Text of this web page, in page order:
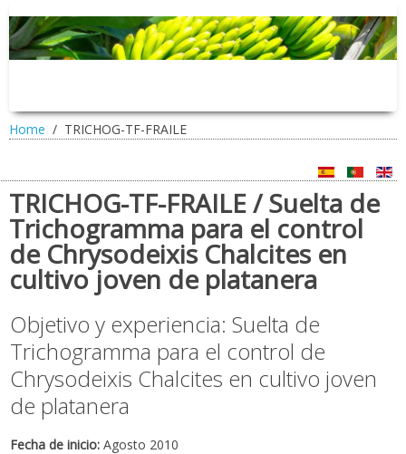
Home TRICHOG-TF-FRAILE
TRICHOG-TF-FRAILE / Suelta de
Trichogramma para el control
de Chrysodeixis Chalcites en
cultivo joven de platanera
Objetivo y experiencia: Suelta de
Trichogramma para el control de
Chrysodeixis Chalcites en cultivo joven
de platanera
Fecha de inicio: Agosto 2010